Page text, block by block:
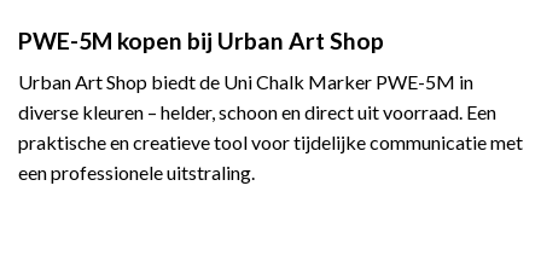
PWE-5M kopen bij Urban Art Shop
Urban Art Shop biedt de Uni Chalk Marker PWE-5M in
diverse kleuren – helder, schoon en direct uit voorraad. Een
praktische en creatieve tool voor tijdelijke communicatie met
een professionele uitstraling.